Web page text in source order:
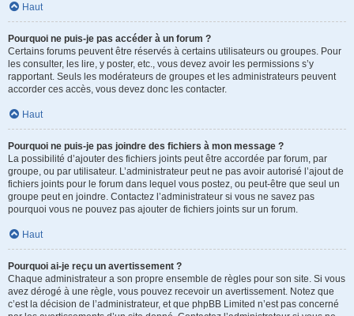
Haut
Pourquoi ne puis-je pas accéder à un forum ?
Certains forums peuvent être réservés à certains utilisateurs ou groupes. Pour
les consulter, les lire, y poster, etc., vous devez avoir les permissions s’y
rapportant. Seuls les modérateurs de groupes et les administrateurs peuvent
accorder ces accès, vous devez donc les contacter.
Haut
Pourquoi ne puis-je pas joindre des fichiers à mon message ?
La possibilité d’ajouter des fichiers joints peut être accordée par forum, par
groupe, ou par utilisateur. L’administrateur peut ne pas avoir autorisé l’ajout de
fichiers joints pour le forum dans lequel vous postez, ou peut-être que seul un
groupe peut en joindre. Contactez l’administrateur si vous ne savez pas
pourquoi vous ne pouvez pas ajouter de fichiers joints sur un forum.
Haut
Pourquoi ai-je reçu un avertissement ?
Chaque administrateur a son propre ensemble de règles pour son site. Si vous
avez dérogé à une règle, vous pouvez recevoir un avertissement. Notez que
c’est la décision de l’administrateur, et que phpBB Limited n’est pas concerné